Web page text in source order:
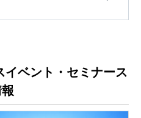
イベント・セミナース